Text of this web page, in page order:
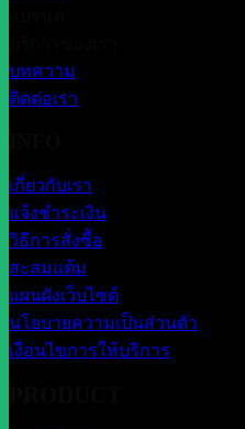
บทความ
ติดต่อเรา
เกี่ยวกับเรา
แจ้งชำระเงิน
วิธีการสั่งซื้อ
สะสมแต้ม
แผนผังเว็บไซต์
นโยบายความเป็นส่วนตัว
เงื่อนไขการให้บริการ